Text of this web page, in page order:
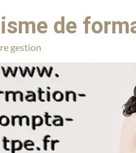
de
gestion